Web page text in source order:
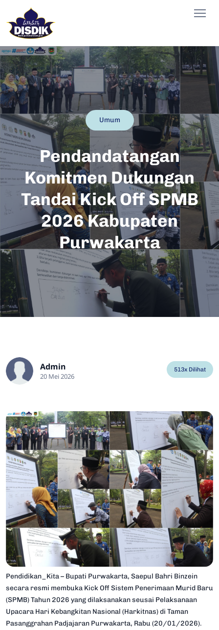
Umum
Pendandatangan
Komitmen Dukungan
Tandai Kick Off SPMB
2026 Kabupaten
Purwakarta
Admin
20 Mei 2026
513x Dilihat
Pendidikan_Kita – Bupati Purwakarta, Saepul Bahri Binzein
secara resmi membuka Kick Off Sistem Penerimaan Murid Baru
(SPMB) Tahun 2026 yang dilaksanakan seusai Pelaksanaan
Upacara Hari Kebangkitan Nasional (Harkitnas) di Taman
Pasanggrahan Padjajaran Purwakarta, Rabu (20/01/2026).